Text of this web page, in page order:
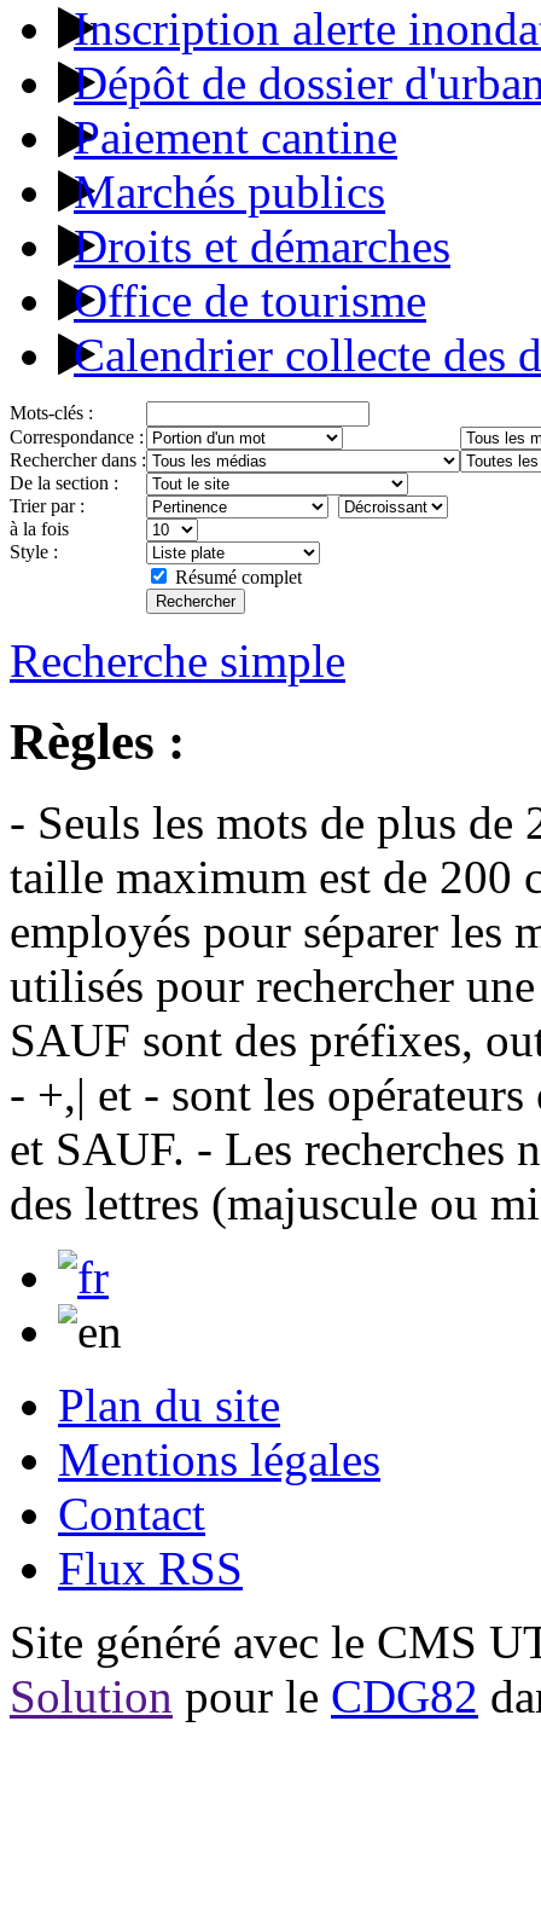
Inscription alerte
Dépôt de dossier
Paiement cantine
Marchés publics
Droits et démarches
Office de tourisme
Calendrier collecte des
Mots-clés :
Correspondance :
Rechercher dans :
De la section :
Trier par :
à la fois
Style :
Résumé complet
Recherche simple
Règles :
- Seuls les mots de plus de
taille maximum est de 200
employés pour séparer les
utilisés pour rechercher
SAUF sont des préfixes,
- +,| et - sont les
et SAUF. - Les recherches
des lettres (majuscule ou
Plan du site
Mentions légales
Contact
Flux RSS
Site généré avec le CMS
Solution pour le CDG82